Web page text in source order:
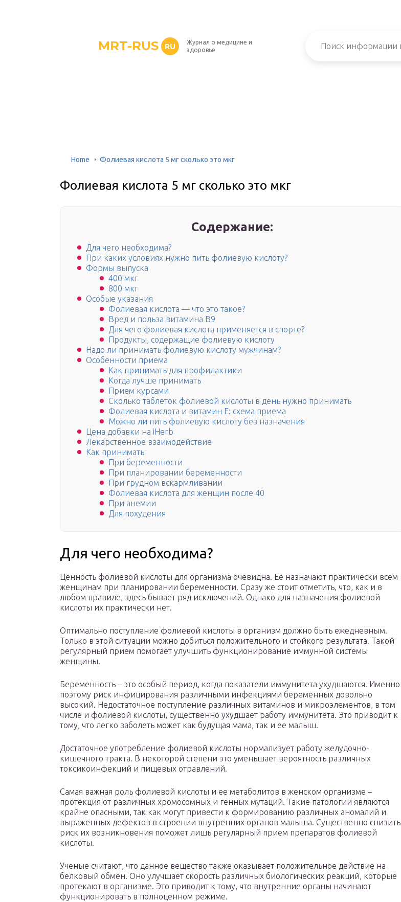
MRT-RUS RU
Журнал о медицине и
здоровье
Home Фолиевая кислота 5 мг сколько это мкг
Фолиевая кислота 5 мг сколько это мкг
Содержание:
Для чего необходима?
При каких условиях нужно пить фолиевую кислоту?
Формы выпуска
400 мкг
800 мкг
Особые указания
Фолиевая кислота — что это такое?
Вред и польза витамина В9
Для чего фолиевая кислота применяется в спорте?
Продукты, содержащие фолиевую кислоту
Надо ли принимать фолиевую кислоту мужчинам?
Особенности приема
Как принимать для профилактики
Когда лучше принимать
Прием курсами
Сколько таблеток фолиевой кислоты в день нужно принимать
Фолиевая кислота и витамин Е: схема приема
Можно ли пить фолиевую кислоту без назначения
Цена добавки на iHerb
Лекарственное взаимодействие
Как принимать
При беременности
При планировании беременности
При грудном вскармливании
Фолиевая кислота для женщин после 40
При анемии
Для похудения
Для чего необходима?
Ценность фолиевой кислоты для организма очевидна. Ее назначают практически всем
женщинам при планировании беременности. Сразу же стоит отметить, что, как и в
любом правиле, здесь бывает ряд исключений. Однако для назначения фолиевой
кислоты их практически нет.
Оптимально поступление фолиевой кислоты в организм должно быть ежедневным.
Только в этой ситуации можно добиться положительного и стойкого результата. Такой
регулярный прием помогает улучшить функционирование иммунной системы
женщины.
Беременность – это особый период, когда показатели иммунитета ухудшаются. Именно
поэтому риск инфицирования различными инфекциями беременных довольно
высокий. Недостаточное поступление различных витаминов и микроэлементов, в том
числе и фолиевой кислоты, существенно ухудшает работу иммунитета. Это приводит к
тому, что легко заболеть может как будущая мама, так и ее малыш.
Достаточное употребление фолиевой кислоты нормализует работу желудочно-
кишечного тракта. В некоторой степени это уменьшает вероятность различных
токсикоинфекций и пищевых отравлений.
Самая важная роль фолиевой кислоты и ее метаболитов в женском организме –
протекция от различных хромосомных и генных мутаций. Такие патологии являются
крайне опасными, так как могут привести к формированию различных аномалий и
выраженных дефектов в строении внутренних органов малыша. Существенно снизить
риск их возникновения поможет лишь регулярный прием препаратов фолиевой
кислоты.
Ученые считают, что данное вещество также оказывает положительное действие на
белковый обмен. Оно улучшает скорость различных биологических реакций, которые
протекают в организме. Это приводит к тому, что внутренние органы начинают
функционировать в полноценном режиме.